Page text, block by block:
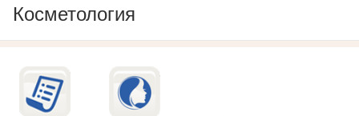
Косметология